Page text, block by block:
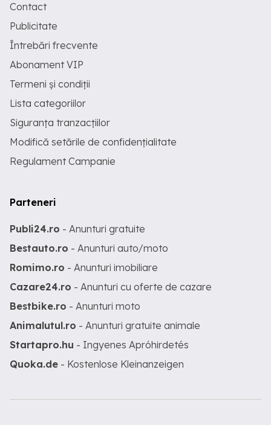
Contact
Publicitate
Întrebări frecvente
Abonament VIP
Termeni și condiții
Lista categoriilor
Siguranța tranzacțiilor
Modifică setările de confidențialitate
Regulament Campanie
Parteneri
Publi24.ro - Anunturi gratuite
Bestauto.ro - Anunturi auto/moto
Romimo.ro - Anunturi imobiliare
Cazare24.ro - Anunturi cu oferte de cazare
Bestbike.ro - Anunturi moto
Animalutul.ro - Anunturi gratuite animale
Startapro.hu - Ingyenes Apróhirdetés
Quoka.de - Kostenlose Kleinanzeigen